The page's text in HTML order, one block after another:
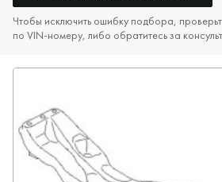
Чтобы исключить ошибку подбора,
по VIN‑номеру, либо обратитесь за